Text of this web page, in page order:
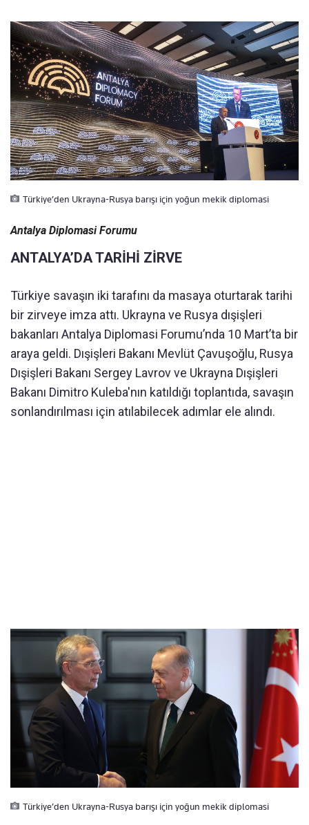
Türkiye’den Ukrayna-Rusya barışı için yoğun mekik diplomasi
Antalya Diplomasi Forumu
ANTALYA’DA TARİHİ ZİRVE
Türkiye savaşın iki tarafını da masaya oturtarak tarihi
bir zirveye imza attı. Ukrayna ve Rusya dışişleri
bakanları Antalya Diplomasi Forumu’nda 10 Mart’ta bir
araya geldi. Dışişleri Bakanı Mevlüt Çavuşoğlu, Rusya
Dışişleri Bakanı Sergey Lavrov ve Ukrayna Dışişleri
Bakanı Dimitro Kuleba'nın katıldığı toplantıda, savaşın
sonlandırılması için atılabilecek adımlar ele alındı.
Türkiye’den Ukrayna-Rusya barışı için yoğun mekik diplomasi